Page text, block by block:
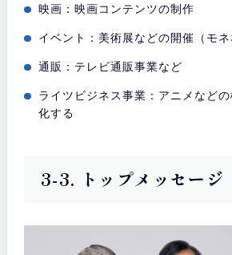
映画：映画コンテンツの制作
イベント：美術展などの開催（モネ
通販：テレビ通販事業など
ライツビジネス事業：アニメなど
化する
3-3. トップメッセージ